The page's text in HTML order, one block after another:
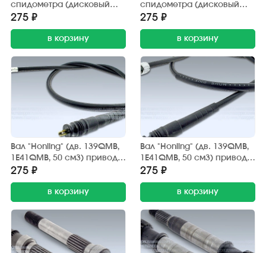
спидометра (дисковый
тормоз) L=82 мм. (TMMP)
275 ₽
в корзину
спидометра (дисковый
тормоз) L=96 мм. (TMMP)
275 ₽
в корзину
Вал "Honling" (дв. 139QMB,
1E41QMB, 50 см3) привода
спидометра (диск 10")
TATA
275 ₽
в корзину
Вал "Honling" (дв. 139QMB,
1E41QMB, 50 см3) привода
спидометра (диск 10")
Китай
275 ₽
в корзину